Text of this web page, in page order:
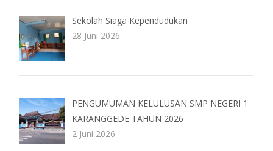
Sekolah Siaga Kependudukan
28 Juni 2026
PENGUMUMAN KELULUSAN SMP NEGERI 1
KARANGGEDE TAHUN 2026
2 Juni 2026